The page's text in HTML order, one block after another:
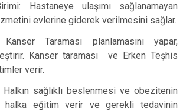
Savaştepe
Susurluk
Altıeylül
Hastaneye ulaşımı sağlanamayan
evlerine giderek verilmesini sağlar.
Taraması planlamasını yapar,
Kanser taraması ve Erken Teşhis
verir.
sağlıklı beslenmesi ve obezitenin
halka eğitim verir ve gerekli tedavinin